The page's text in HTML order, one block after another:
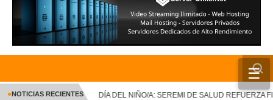
☰
INICIO
●NOTICIAS RECIENTES DÍA DEL NIÑO/A: SEREMI DE SALUD REFUERZA